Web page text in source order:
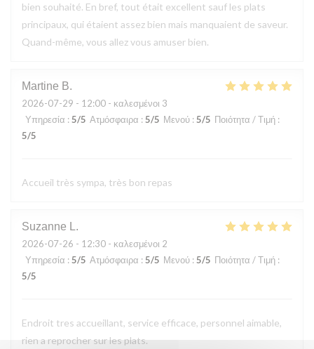
bien souhaité. En bref, tout était excellent sauf les plats
principaux, qui étaient assez bien mais manquaient de saveur.
Quand-même, vous allez vous amuser bien.
Martine B
2026-07-29 - 12:00 - καλεσμένοι 3
Υπηρεσία : 5/5 Ατμόσφαιρα : 5/5 Μενού : 5/5 Ποιότητα / Τιμή :
5/5
Accueil très sympa, très bon repas
Suzanne L
2026-07-26 - 12:30 - καλεσμένοι 2
Υπηρεσία : 5/5 Ατμόσφαιρα : 5/5 Μενού : 5/5 Ποιότητα / Τιμή :
5/5
Endroit tres accueillant, service efficace, personnel aimable,
rien a reprocher sur les plats.